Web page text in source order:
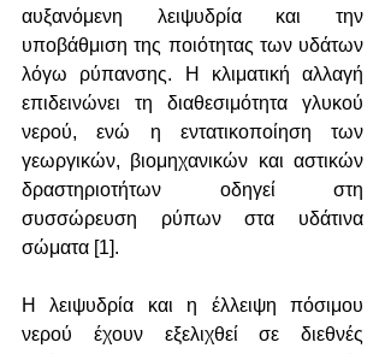
αυξανόμενη λειψυδρία και την
υποβάθμιση της ποιότητας των υδάτων
λόγω ρύπανσης. Η κλιματική αλλαγή
επιδεινώνει τη διαθεσιμότητα γλυκού
νερού, ενώ η εντατικοποίηση των
γεωργικών, βιομηχανικών και αστικών
δραστηριοτήτων οδηγεί στη
συσσώρευση ρύπων στα υδάτινα
σώματα [1].
Η λειψυδρία και η έλλειψη πόσιμου
νερού έχουν εξελιχθεί σε διεθνές